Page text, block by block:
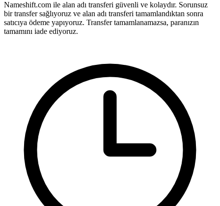
Nameshift.com ile alan adı transferi güvenli ve kolaydır. Sorunsuz
bir transfer sağlıyoruz ve alan adı transferi tamamlandıktan sonra
satıcıya ödeme yapıyoruz. Transfer tamamlanamazsa, paranızın
tamamını iade ediyoruz.